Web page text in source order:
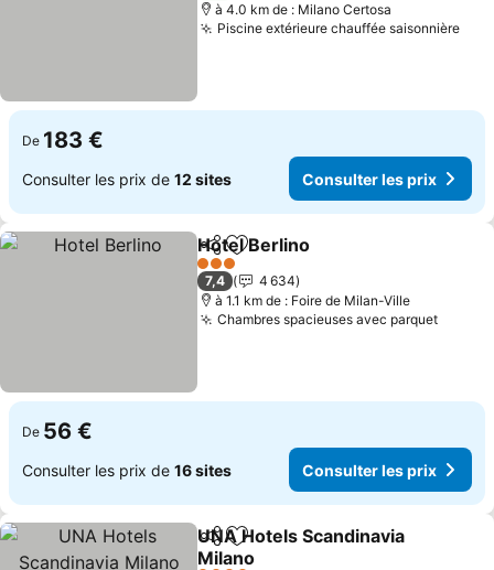
à 4.0 km de : Milano Certosa
Piscine extérieure chauffée saisonnière
De 183 €
Consulter les prix de 12 sites Consulter les prix
PartagerAjouter à mes favoris
Hotel Berlino
3 Étoiles
7,4
4 634
à 1.1 km de : Foire de Milan-Ville
Chambres spacieuses avec parquet
De 56 €
Consulter les prix de 16 sites Consulter les prix
PartagerAjouter à mes favoris
UNA Hotels Scandinavia
Milano